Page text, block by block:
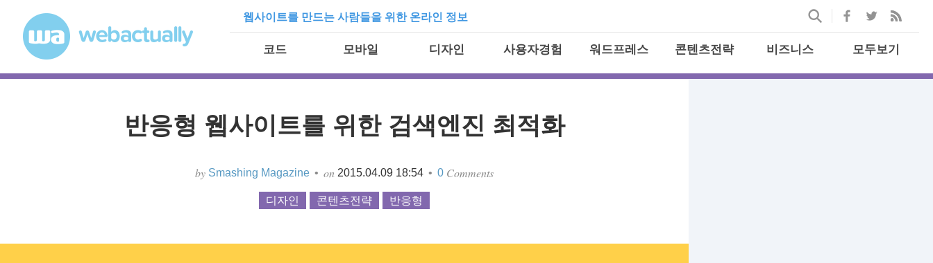
웹사이트를 만드는 사람들을 위한 온라인 정보
코드 모바일 디자인 사용자경험 워드프레스 콘텐츠전략 비즈니스 모두보기
반응형 웹사이트를 위한 검색엔진 최적화
by Smashing Magazine • on 2015.04.09 18:54 • 0 Comments
디자인 콘텐츠전략 반응형